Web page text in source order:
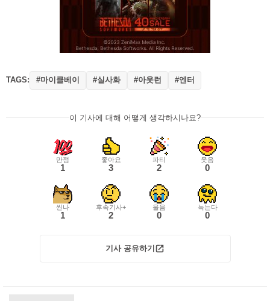
TAGS: #마이클베이 #실사화 #아웃런 #엔터
이 기사에 대해 어떻게 생각하시나요?
만점
1
좋아요
3
파티
2
웃음
0
씬나
1
후속기사+
2
울음
0
녹는다
0
기사 공유하기